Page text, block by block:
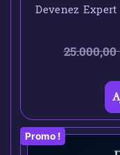
Devenez
25.000,00
Promo !